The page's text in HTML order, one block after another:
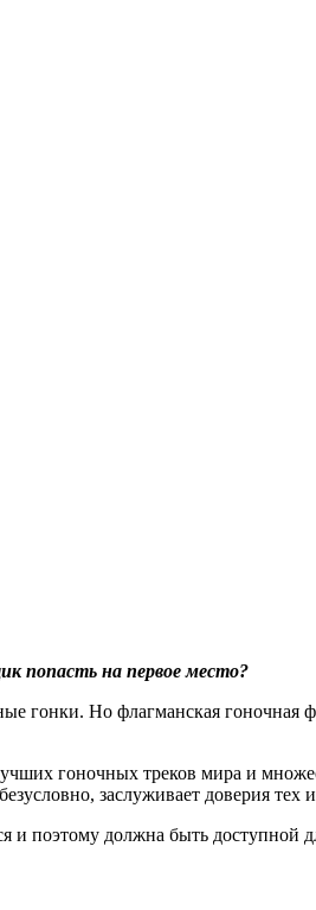
попасть на первое место?
гонки. Но флагманская гоночная
гоночных треков мира и
заслуживает доверия тех
должна быть доступной